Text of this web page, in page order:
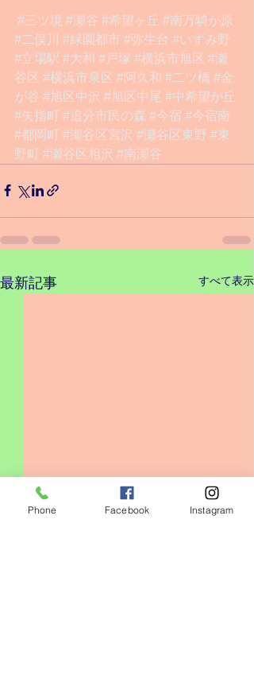
#三ツ境 #瀬谷 #希望ヶ丘 #南万騎が原
#二俣川
#緑園都市 #弥生台 #いずみ野
#立場駅 #大和 #戸塚 #横浜市旭区 #瀬
谷区 #横浜市泉区 #阿久和 #二ツ橋 #金
が谷 #旭区中沢 #旭区中尾 #中希望が丘
#矢指町 #追分市民の森 #今宿 #今宿南
#都岡町 #瀬谷区宮沢 #瀬谷区東野 #東
野町 #瀬谷区相沢 #南瀬谷
最新記事 すべて表示
Phone Facebook Instagram